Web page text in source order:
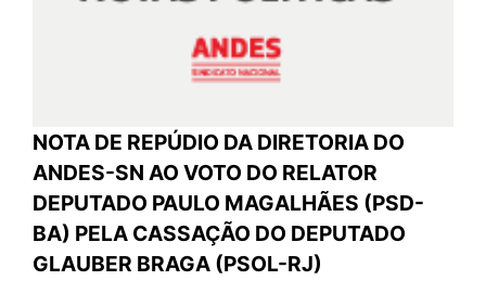
NOTA DE REPÚDIO DA DIRETORIA DO
ANDES-SN AO VOTO DO RELATOR
DEPUTADO PAULO MAGALHÃES (PSD-
BA) PELA CASSAÇÃO DO DEPUTADO
GLAUBER BRAGA (PSOL-RJ)